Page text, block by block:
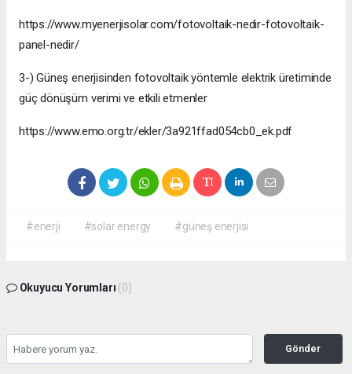
https://www.myenerjisolar.com/fotovoltaik-nedir-fotovoltaik-
panel-nedir/
3-) Güneş enerjisinden fotovoltaik yöntemle elektrik üretiminde
güç dönüşüm verimi ve etkili etmenler
https://www.emo.org.tr/ekler/3a921ffad054cb0_ek.pdf
#enerji #solar energy #güneş enerjisi
Okuyucu Yorumları (0)
Gönder